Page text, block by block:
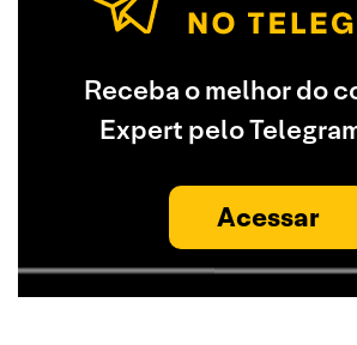
Receba o melhor do
Expert pelo
Acessar